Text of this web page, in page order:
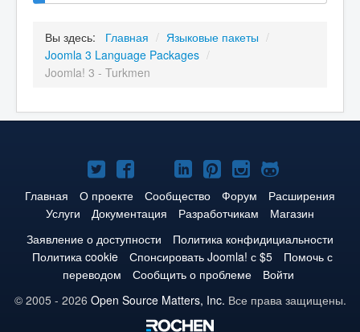
Вы здесь: Главная / Языковые пакеты /
Joomla 3 Language Packages /
Joomla! 3 - Turkmen
Joomla!
в
Твиттере
Joomla!
в
Facebook
Joomla!
в
YouTube
Joomla!
в
LinkedIn
Joomla!
в
Pinterest
Joomla!
в
Instagram
Joomla!
на
GitHub
Главная О проекте Сообщество Форум
Расширения
Услуги
Документация Разработчикам
Магазин
Заявление о доступности
Политика конфидициальности
Политика cookie
Спонсировать Joomla! с $5
Помочь с
переводом
Сообщить о проблеме
Войти
© 2005 - 2026 Open Source Matters, Inc. Все права защищены.